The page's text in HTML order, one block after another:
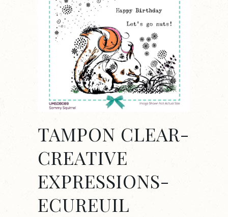
TAMPON CLEAR-
CREATIVE
EXPRESSIONS-
ECUREUIL